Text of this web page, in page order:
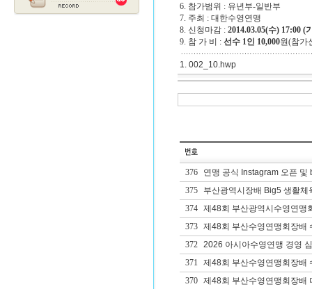
6. 참가범위 : 유년부-일반부
7. 주최 : 대한수영연맹
8. 신청마감 : 2014.03.05(수) 17:00 (
9. 참 가 비 : 선수 1인 10,000원(참가
1. 002_10.hwp
376
연맹 공식 Instagram 오픈 및
375
부산광역시장배 Big5 생활체
374
제48회 부산광역시수영연맹
373
제48회 부산수영연맹회장배
372
2026 아시아수영연맹 경영
371
제48회 부산수영연맹회장배
370
제48회 부산수영연맹회장배